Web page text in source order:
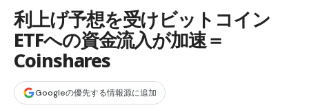
利上げ予想を受けビットコイン
ETFへの資金流入が加速＝
Coinshares
Googleの優先する情報源に追加